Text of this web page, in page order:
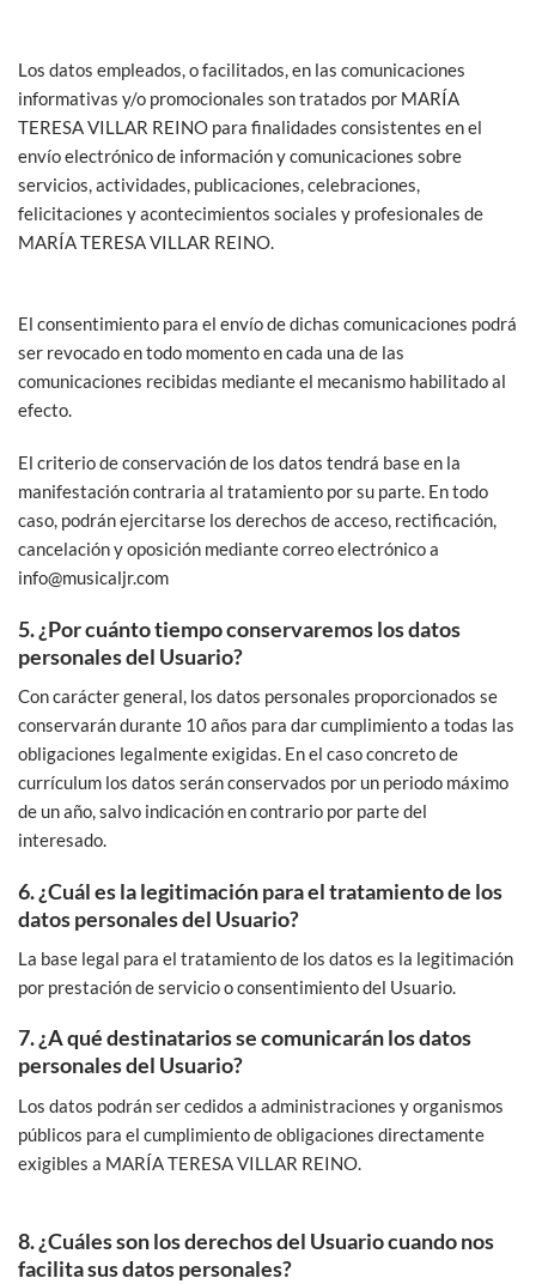
Los datos empleados, o facilitados, en las comunicaciones
informativas y/o promocionales son tratados por MARÍA
TERESA VILLAR REINO para finalidades consistentes en el
envío electrónico de información y comunicaciones sobre
servicios, actividades, publicaciones, celebraciones,
felicitaciones y acontecimientos sociales y profesionales de
MARÍA TERESA VILLAR REINO.
El consentimiento para el envío de dichas comunicaciones podrá
ser revocado en todo momento en cada una de las
comunicaciones recibidas mediante el mecanismo habilitado al
efecto.
El criterio de conservación de los datos tendrá base en la
manifestación contraria al tratamiento por su parte. En todo
caso, podrán ejercitarse los derechos de acceso, rectificación,
cancelación y oposición mediante correo electrónico a
info@musicaljr.com
5. ¿Por cuánto tiempo conservaremos los datos
personales del Usuario?
Con carácter general, los datos personales proporcionados se
conservarán durante 10 años para dar cumplimiento a todas las
obligaciones legalmente exigidas. En el caso concreto de
currículum los datos serán conservados por un periodo máximo
de un año, salvo indicación en contrario por parte del
interesado.
6. ¿Cuál es la legitimación para el tratamiento de los
datos personales del Usuario?
La base legal para el tratamiento de los datos es la legitimación
por prestación de servicio o consentimiento del Usuario.
7. ¿A qué destinatarios se comunicarán los datos
personales del Usuario?
Los datos podrán ser cedidos a administraciones y organismos
públicos para el cumplimiento de obligaciones directamente
exigibles a MARÍA TERESA VILLAR REINO.
8. ¿Cuáles son los derechos del Usuario cuando nos
facilita sus datos personales?